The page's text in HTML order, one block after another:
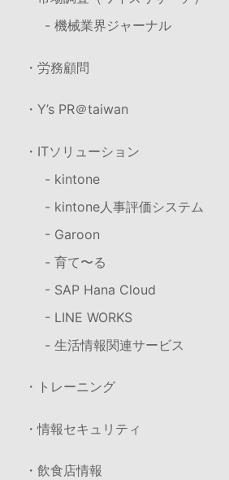
- 機械業界ジャーナル
・労務顧問
・Y’s PR＠taiwan
・ITソリューション
- kintone
- kintone人事評価システム
- Garoon
- 育て〜る
- SAP Hana Cloud
- LINE WORKS
- 生活情報関連サービス
・トレーニング
・情報セキュリティ
・飲食店情報